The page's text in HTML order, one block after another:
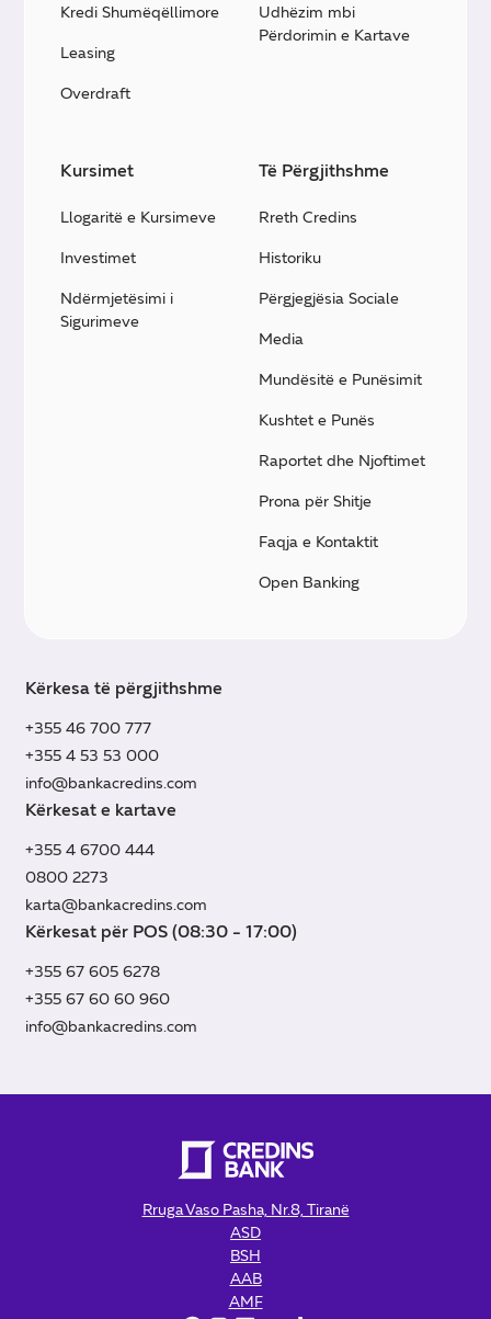
Kredi Shumëqëllimore
Leasing
Overdraft
Udhëzim mbi
Përdorimin e Kartave
Kursimet
Llogaritë e Kursimeve
Investimet
Ndërmjetësimi i
Sigurimeve
Të Përgjithshme
Rreth Credins
Historiku
Përgjegjësia Sociale
Media
Mundësitë e Punësimit
Kushtet e Punës
Raportet dhe Njoftimet
Prona për Shitje
Faqja e Kontaktit
Open Banking
Kërkesa të përgjithshme
+355 46 700 777
+355 4 53 53 000
info@bankacredins.com
Kërkesat e kartave
+355 4 6700 444
0800 2273
karta@bankacredins.com
Kërkesat për POS (08:30 - 17:00)
+355 67 605 6278
+355 67 60 60 960
info@bankacredins.com
Rruga Vaso Pasha, Nr.8, Tiranë
ASD
BSH
AAB
AMF